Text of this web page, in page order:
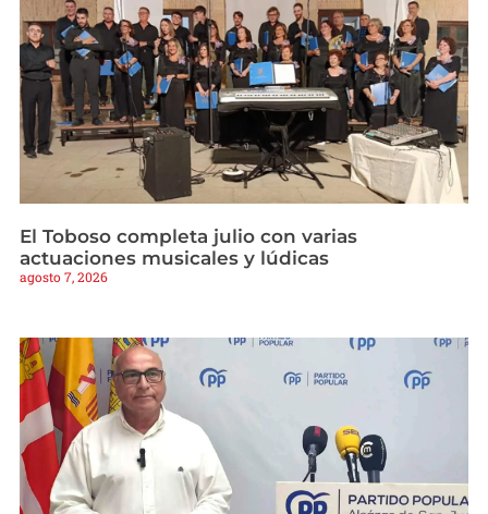
El Toboso completa julio con varias
actuaciones musicales y lúdicas
agosto 7, 2026